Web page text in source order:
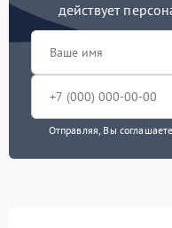
действует
Отправляя, Вы